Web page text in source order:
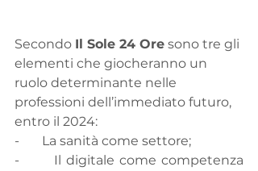
Secondo Il Sole 24 Ore sono tre gli
elementi che giocheranno un
ruolo determinante nelle
professioni dell’immediato futuro,
entro il 2024:
-       La sanità come settore;
-       Il digitale come competenza